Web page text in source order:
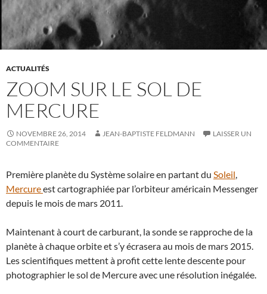
ACTUALITÉS
ZOOM SUR LE SOL DE
MERCURE
NOVEMBRE 26, 2014 JEAN-BAPTISTE FELDMANN
LAISSER UN
COMMENTAIRE
Première planète du Système solaire en partant du Soleil
Mercureest cartographiée par l’orbiteur américain Messenger
depuis le mois de mars 2011.
Maintenant à court de carburant, la sonde se rapproche de la
planète à chaque orbite et s’y écrasera au mois de mars 2015.
Les scientifiques mettent à profit cette lente descente pour
photographier le sol de Mercure avec une résolution inégalée.